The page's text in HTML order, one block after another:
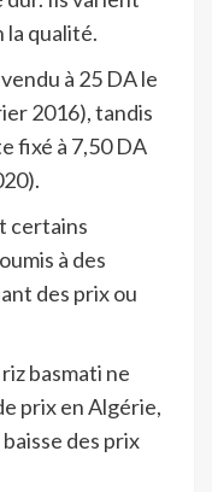
la qualité.
à 25 DA le
2016), tandis
fixé à 7,50 DA
certains
à des
des prix ou
basmati ne
prix en Algérie,
des prix